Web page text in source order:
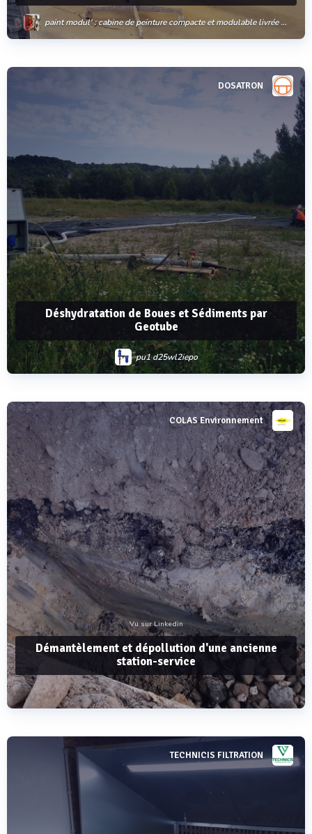
paint modul' : cabine de peinture compacte et modulable livrée en kit
DOSATRON
Déshydratation de Boues et Sédiments par
Geotube
pu1 d25wl2iepo
Voir plusCOLAS Environnement
Vu sur Linkedin
Démantèlement et dépollution d'une ancienne
station-service
Voir plusTECHNICIS FILTRATION